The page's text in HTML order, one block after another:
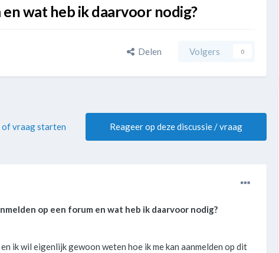
wat heb ik daarvoor nodig?
Delen Volgers 0
Reageer op deze discussie / vraag
of vraag starten
op een forum en wat heb ik daarvoor nodig?
ik wil eigenlijk gewoon weten hoe ik me kan aanmelden op dit